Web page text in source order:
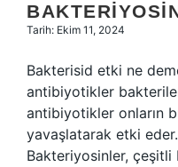
Tarih: Ekim 11, 2024
Bakterisid etki ne
antibiyotikler
antibiyotikler onların
yavaşlatarak etki
Bakteriyosinler,